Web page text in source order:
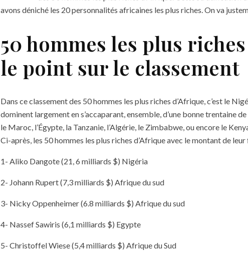
avons déniché les 20 personnalités africaines les plus riches. On va
50 hommes les plus
le point sur le classement
Dans ce classement des 50 hommes les plus riches d’Afrique, c’est le
dominent largement en s’accaparant, ensemble, d’une bonne trentaine
le Maroc, l’Égypte, la Tanzanie, l’Algérie, le Zimbabwe, ou encore le
Ci-après, les 50 hommes les plus riches d’Afrique avec le montant de
1- Aliko Dangote (21, 6 milliards $) Nigéria
2- Johann Rupert (7,3 milliards $) Afrique du sud
3- Nicky Oppenheimer (6.8 milliards $) Afrique du sud
4- Nassef Sawiris (6,1 milliards $) Egypte
5- Christoffel Wiese (5,4 milliards $) Afrique du Sud